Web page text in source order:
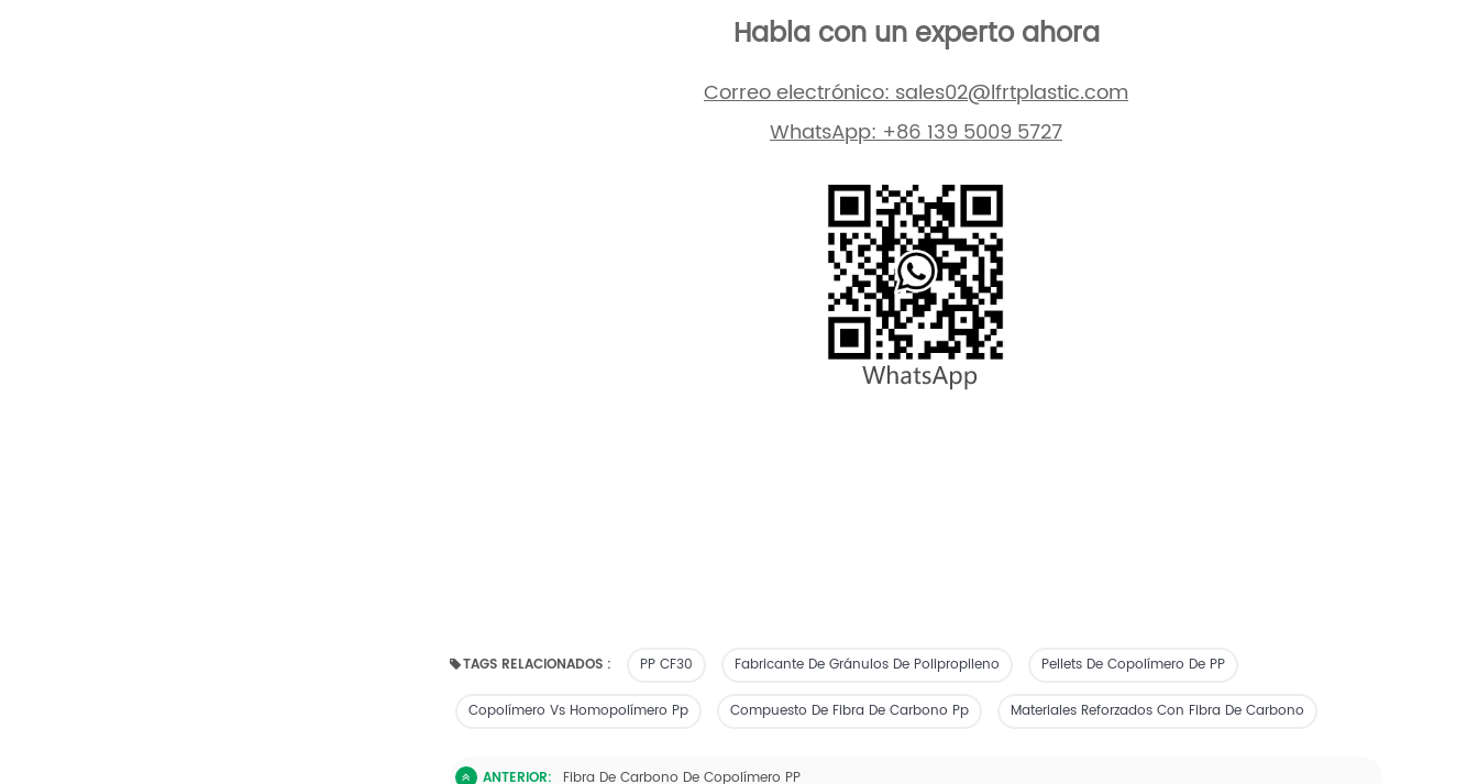
Habla con un experto ahora
Correo electrónico: sales02@lfrtplastic.com
WhatsApp: +86 139 5009 5727
TAGS RELACIONADOS : PP CF30 Fabricante De Gránulos De Polipropileno Pellets De Copolímero De PP
Copolímero Vs Homopolímero Pp Compuesto De Fibra De Carbono Pp Materiales Reforzados Con Fibra De Carbono
ANTERIOR: Fibra De Carbono De Copolímero PP